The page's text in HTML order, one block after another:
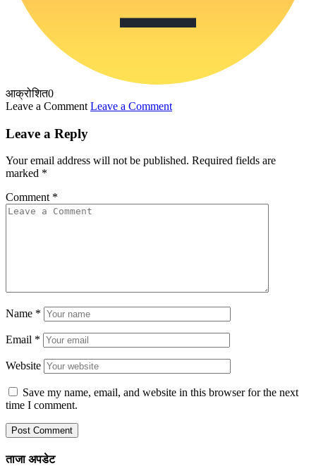
आक्रोशित0
Leave a Comment Leave a Comment
Leave a Reply
Your email address will not be published. Required fields are
marked *
Comment *
Name *
Email *
Website
Save my name, email, and website in this browser for the next
time I comment.
ताजा अपडेट